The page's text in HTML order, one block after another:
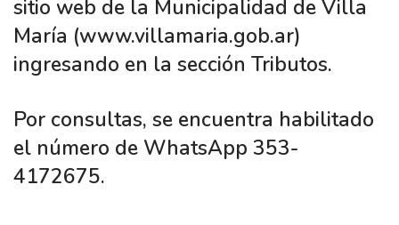
sitio web de la Municipalidad de Villa
María (www.villamaria.gob.ar)
ingresando en la sección Tributos.
Por consultas, se encuentra habilitado
el número de WhatsApp 353-
4172675.